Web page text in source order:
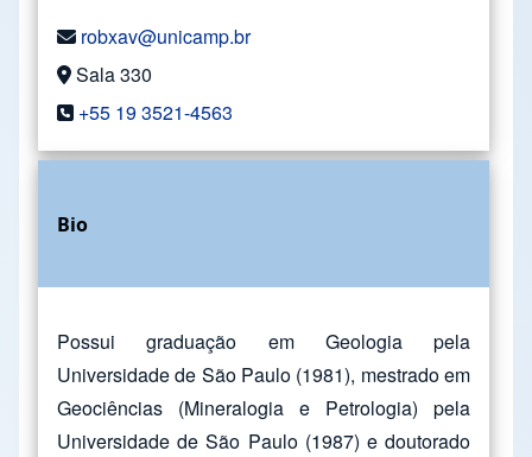
robxav@unicamp.br
Sala 330
+55 19 3521-4563
Bio
Possui graduação em Geologia pela
Universidade de São Paulo (1981), mestrado em
Geociências (Mineralogia e Petrologia) pela
Universidade de São Paulo (1987) e doutorado